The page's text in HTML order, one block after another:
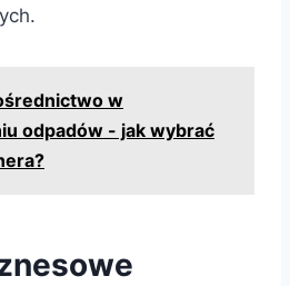
w
odpadów - jak wybrać